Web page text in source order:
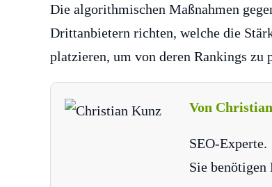
Die algorithmischen Maßnahmen
Drittanbietern richten, welche die
platzieren, um von deren Rankings zu
Von
SEO-Experte.
Sie